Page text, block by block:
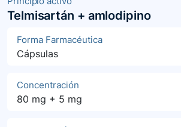
Telmisartán + amlodipino
Forma Farmacéutica
Cápsulas
Concentración
80 mg + 5 mg